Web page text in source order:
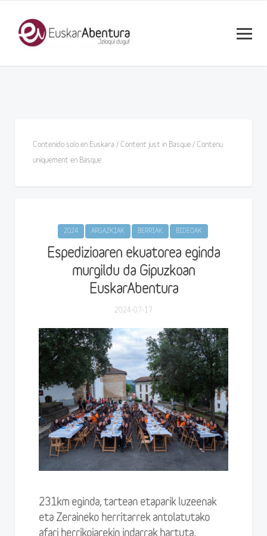
Contenido solo en Euskara / Content just in Basque / Contenu
uniquement en Basque
2024 ARGAZKIAK BERRIAK BIDEOAK
Espedizioaren ekuatorea eginda
murgildu da Gipuzkoan
EuskarAbentura
2024-07-17
231km eginda, tartean etaparik luzeenak
eta Zeraineko herritarrek antolatutako
afari herrikoiarekin indarrak hartuta,